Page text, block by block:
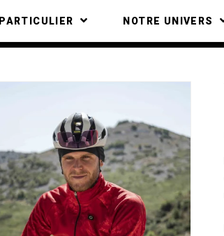
PARTICULIER NOTRE UNIVERS